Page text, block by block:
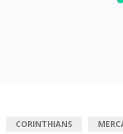
CORINTHIANS